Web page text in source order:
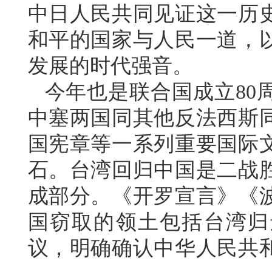
中日人民共同见证这一历
和平的国家与人民一道，
发展的时代强音。
今年也是联合国成立80
中塞两国同其他反法西斯
国宪章等一系列重要国际
石。台湾回归中国是二战
成部分。《开罗宣言》《
国窃取的领土包括台湾
议，明确确认中华人民共